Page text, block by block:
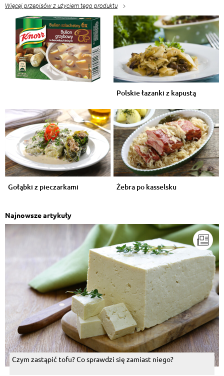
Więcej przepisów z użyciem tego produktu
Polskie łazanki z kapustą
Gołąbki z pieczarkami Żebra po kasselsku
Najnowsze artykuły
Czym zastąpić tofu? Co sprawdzi się zamiast niego?